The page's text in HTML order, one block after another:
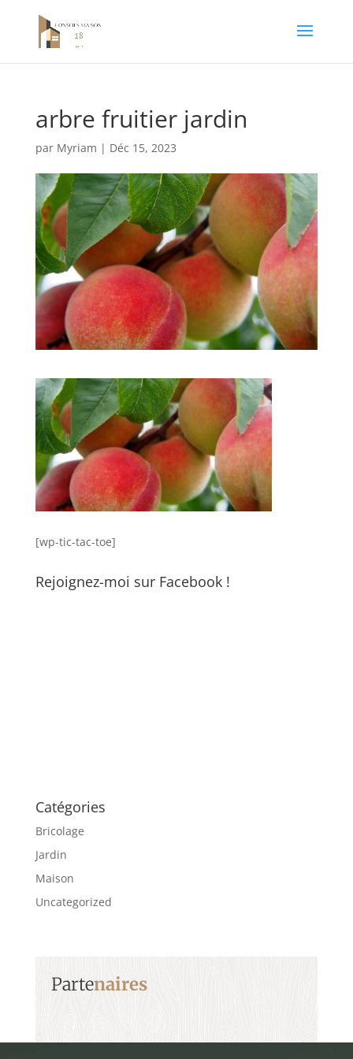
arbre fruitier jardin
par Myriam | Déc 15, 2023
[wp-tic-tac-toe]
Rejoignez-moi sur Facebook !
Catégories
Bricolage
Jardin
Maison
Uncategorized
Partenaires